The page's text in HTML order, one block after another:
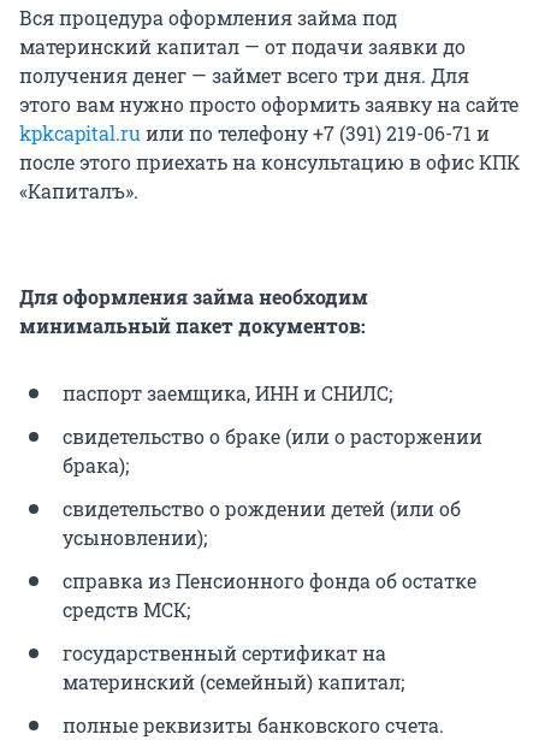
Вся процедура оформления займа под
материнский капитал — от подачи заявки до
получения денег — займет всего три дня. Для
этого вам нужно просто оформить заявку на сайте
kpkcapital.ru или по телефону +7 (391) 219-06-71 и
после этого приехать на консультацию в офис КПК
«Капиталъ».
Для оформления займа необходим
минимальный пакет документов:
паспорт заемщика, ИНН и СНИЛС;
свидетельство о браке (или о расторжении
брака);
свидетельство о рождении детей (или об
усыновлении);
справка из Пенсионного фонда об остатке
средств МСК;
государственный сертификат на
материнский (семейный) капитал;
полные реквизиты банковского счета.